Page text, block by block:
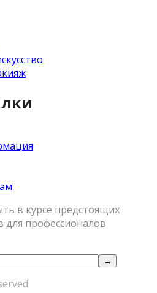
в курсе предстоящих
для профессионалов